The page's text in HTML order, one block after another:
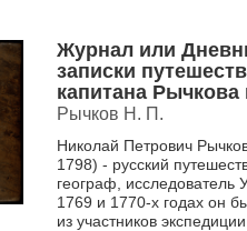
Журнал или
записки
капитана Рычкова
разным
Российскаго
государства, 1769
году
Рычков Н. П.
Николай Петрович
1798) - русский
географ, исследователь
1769 и 1770-х годах он
из участников